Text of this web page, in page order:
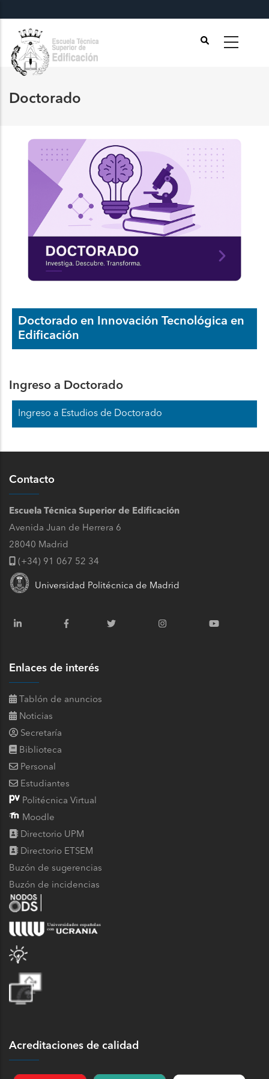
contenido
principal
Doctorado
Doctorado en Innovación Tecnológica en
Edificación
Ingreso a Doctorado
Ingreso a Estudios de Doctorado
Contacto
Escuela Técnica Superior de Edificación
Avenida Juan de Herrera 6
28040 Madrid
(+34) 91 067 52 34
Universidad Politécnica de Madrid
Enlaces de interés
Tablón de anuncios
Noticias
Secretaría
Biblioteca
Personal
Estudiantes
Politécnica Virtual
Moodle
Directorio UPM
Directorio ETSEM
Buzón de sugerencias
Buzón de incidencias
Acreditaciones de calidad